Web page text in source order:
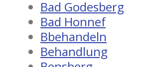
Bad Godesberg
Bad Honnef
Bbehandeln
Behandlung